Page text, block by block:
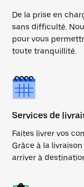
De la prise en
sans difficulté.
pour vous
toute tranquillité.
Services de
Faites livrer vos
Grâce à la
arriver à